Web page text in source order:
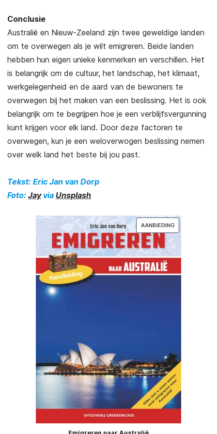
Conclusie
Australië en Nieuw-Zeeland zijn twee geweldige landen
om te overwegen als je wilt emigreren. Beide landen
hebben hun eigen unieke kenmerken en verschillen. Het
is belangrijk om de cultuur, het landschap, het klimaat,
werkgelegenheid en de aard van de bewoners te
overwegen bij het maken van een beslissing. Het is ook
belangrijk om te begrijpen hoe je een verblijfsvergunning
kunt krijgen voor elk land. Door deze factoren te
overwegen, kun je een weloverwogen beslissing nemen
over welk land het beste bij jou past.
Tekst: Eric Jan van Dorp
Foto: Jayvia Unsplash
AANBIEDINGPRODUCT
DE
UITVERKOOP